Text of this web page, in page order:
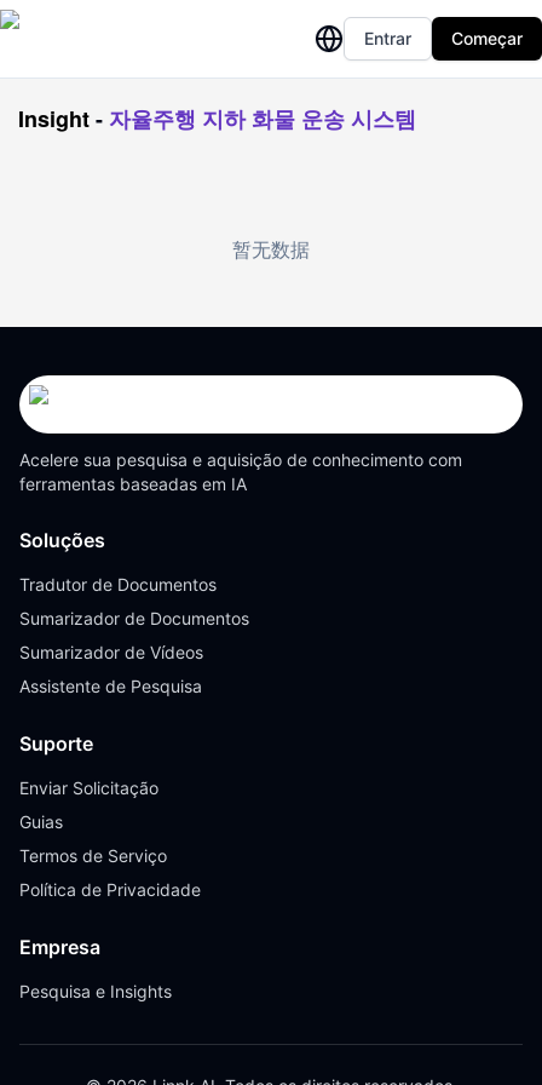
Entrar Começar
Insight- 자율주행 지하 화물 운송 시스템
暂无数据
Acelere sua pesquisa e aquisição de conhecimento com
ferramentas baseadas em IA
Soluções
Tradutor de Documentos
Sumarizador de Documentos
Sumarizador de Vídeos
Assistente de Pesquisa
Suporte
Enviar Solicitação
Guias
Termos de Serviço
Política de Privacidade
Empresa
Pesquisa e Insights